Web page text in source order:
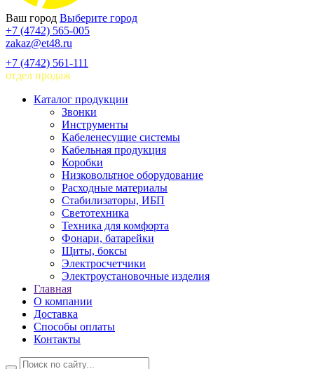
Ваш город Выберите город
+7 (4742) 565-005
zakaz@et48.ru
+7 (4742) 561-111
отдел продаж
Каталог продукции
Звонки
Инструменты
Кабеленесущие системы
Кабельная продукция
Коробки
Низковольтное оборудование
Расходные материалы
Стабилизаторы, ИБП
Светотехника
Техника для комфорта
Фонари, батарейки
Щиты, боксы
Электросчетчики
Электроустановочные изделия
Главная
О компании
Доставка
Способы оплаты
Контакты